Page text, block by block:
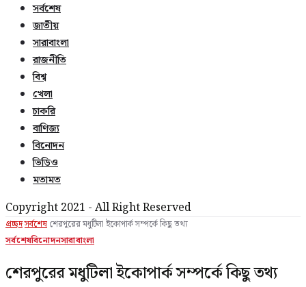
সর্বশেষ
জাতীয়
সারাবাংলা
রাজনীতি
বিশ্ব
খেলা
চাকরি
বাণিজ্য
বিনোদন
ভিডিও
মতামত
Copyright 2021 - All Right Reserved
প্রচ্ছদসর্বশেষ শেরপুরের মধুটিলা ইকোপার্ক সম্পর্কে কিছু তথ্য
সর্বশেষবিনোদনসারাবাংলা
শেরপুরের মধুটিলা ইকোপার্ক সম্পর্কে কিছু তথ্য